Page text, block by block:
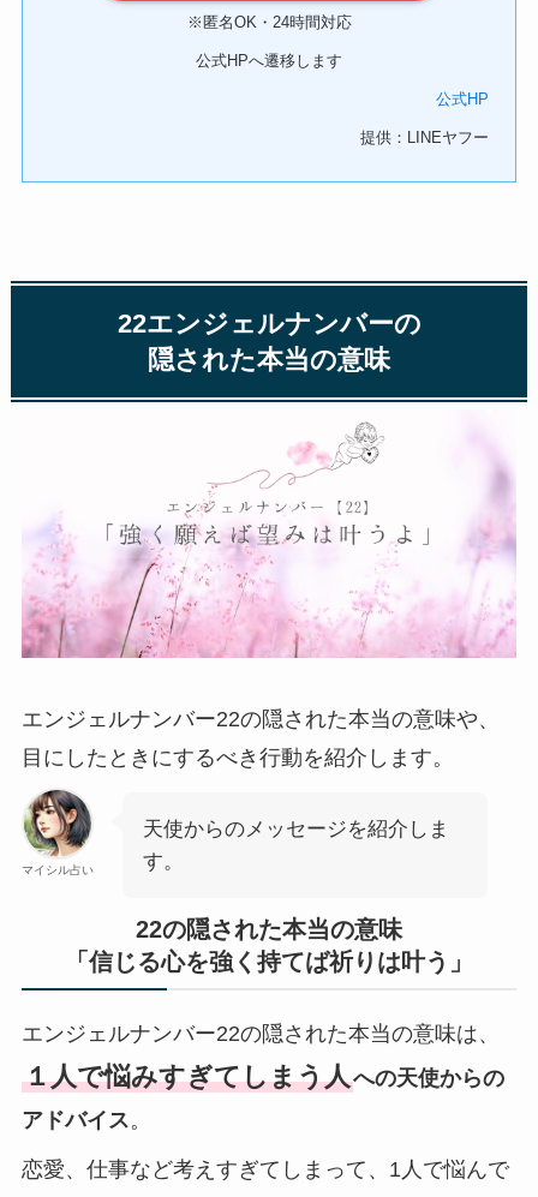
※匿名OK・24時間対応
公式HPへ遷移します
公式HP
提供：LINEヤフー
22エンジェルナンバーの
隠された本当の意味
エンジェルナンバー22の隠された本当の意味や、
目にしたときにするべき行動を紹介します。
マイシル占い
天使からのメッセージを紹介しま
す。
22の隠された本当の意味
「信じる心を強く持てば祈りは叶う」
エンジェルナンバー22の隠された本当の意味は、
１人で悩みすぎてしまう人への天使からの
アドバイス。
恋愛、仕事など考えすぎてしまって、1人で悩んで